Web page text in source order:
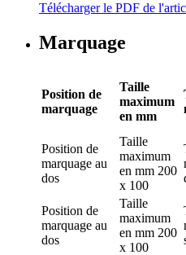
Télécharger le PDF de
Marquage
Position de
marquage
Taille
maximum
en mm
Position de
marquage au
dos
Taille
maximum
en mm 200
x 100
Position de
marquage au
dos
Taille
maximum
en mm 200
x 100